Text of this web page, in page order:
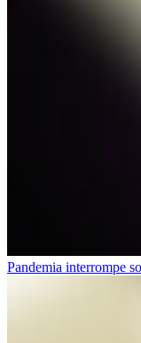
Pandemia interrompe